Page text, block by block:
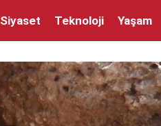
Siyaset Teknoloji Yaşam